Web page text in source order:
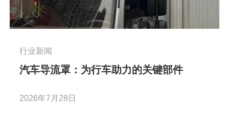
行业新闻
汽车导流罩：为行车助力的关键部件
2026年7月28日